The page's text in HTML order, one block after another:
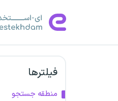
فیلترها
منطقه جستجو